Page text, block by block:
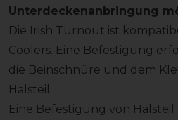
Unterdeckenanbringung
Die Irish Turnout ist
Coolers. Eine Befestigung
die Beinschnüre und dem
Halsteil.
Eine Befestigung von